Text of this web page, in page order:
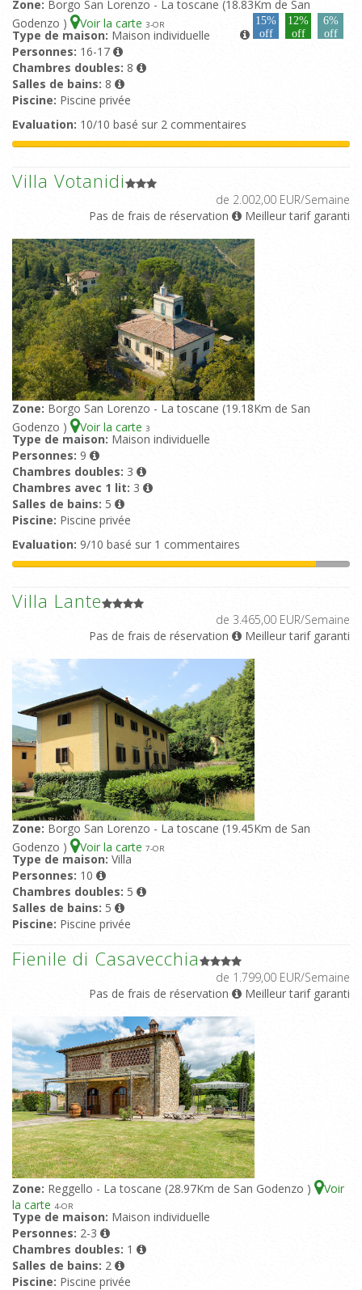
Zone: Borgo San Lorenzo - La toscane (18.83Km de San
Godenzo )
Voir la carte 3-OR
15%
off
12%
off
6%
off
Type de maison: Maison individuelle
Personnes: 16-17
Chambres doubles: 8
Salles de bains: 8
Piscine: Piscine privée
Evaluation: 10/10 basé sur 2 commentaires
Villa Votanidi
de 2.002,00 EUR/Semaine
Pas de frais de réservation
Meilleur tarif garanti
Zone: Borgo San Lorenzo - La toscane (19.18Km de San
Godenzo )
Voir la carte 3
Type de maison: Maison individuelle
Personnes: 9
Chambres doubles: 3
Chambres avec 1 lit: 3
Salles de bains: 5
Piscine: Piscine privée
Evaluation: 9/10 basé sur 1 commentaires
Villa Lante
de 3.465,00 EUR/Semaine
Pas de frais de réservation
Meilleur tarif garanti
Zone: Borgo San Lorenzo - La toscane (19.45Km de San
Godenzo )
Voir la carte 7-OR
Type de maison: Villa
Personnes: 10
Chambres doubles: 5
Salles de bains: 5
Piscine: Piscine privée
Fienile di Casavecchia
de 1.799,00 EUR/Semaine
Pas de frais de réservation
Meilleur tarif garanti
Zone: Reggello - La toscane (28.97Km de San Godenzo )
Voir
la carte 4-OR
Type de maison: Maison individuelle
Personnes: 2-3
Chambres doubles: 1
Salles de bains: 2
Piscine: Piscine privée